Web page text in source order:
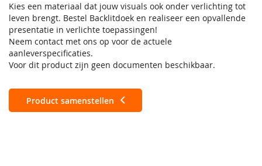
Kies een materiaal dat jouw visuals ook onder verlichting tot
leven brengt. Bestel Backlitdoek en realiseer een opvallende
presentatie in verlichte toepassingen!
Neem contact met ons op voor de actuele
aanleverspecificaties.
Voor dit product zijn geen documenten beschikbaar.
Product samenstellen